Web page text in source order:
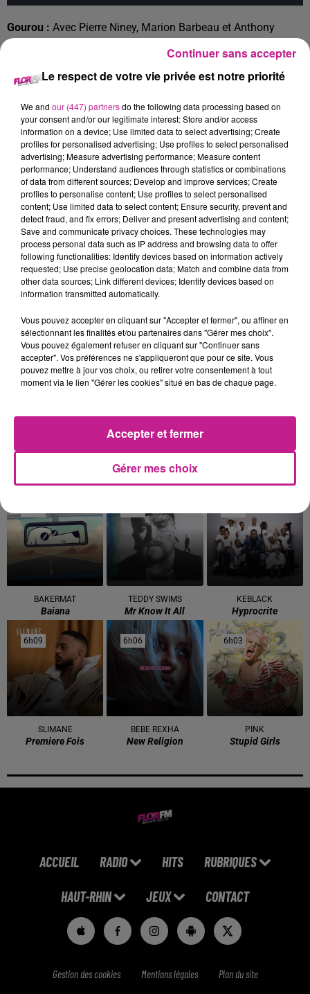
Gourou : Avec Pierre Niney, Marion Barbeau et Anthony
Bajon
Matt est le coach en développement personnel le
plus populaire de France. Dans une société qui cherche du
moment de libération émotionnelle qui fascine autant qu’il
inquiète. Mais sous la pression des critiques et de la
célébrité, Matt va aller toujours plus loin… Jusqu’à frôler la
folie et peut-être toucher la gloire
Cet élément est masqué compte-tenu du refus du
dépôt de cookies que vous avez exprimé. Si vous
souhaitez l'afficher, merci de nous donner votre accord
en cliquant sur le bouton ci-dessous.
Afficher l'élément
TITRES DIFFUSÉS Voir plus
6h34
6h34 6h27
6h27
RIDSA
6h24
6h24
BAKERMAT
Baiana
TEDDY SWIMS
Mr Know It All
KEBLACK
Hyprocrite
6h09
6h09
SLIMANE
Premiere Fois
6h06
6h06
BEBE REXHA
New Religion
6h03
6h03
PINK
Stupid Girls
ACCUEIL RADIO HITS RUBRIQUES
HAUT-RHIN JEUX CONTACT
Gestion des cookies Mentions légales Plan du site
Le respect de votre vie privée est notre priorité
We and our (447) partnersdo the following data processing based on
your consent and/or our legitimate interest: Store and/or access
information on a device; Use limited data to select advertising; Create
profiles for personalised advertising; Use profiles to select personalised
advertising; Measure advertising performance; Measure content
performance; Understand audiences through statistics or combinations
of data from different sources; Develop and improve services; Create
profiles to personalise content; Use profiles to select personalised
content; Use limited data to select content; Ensure security, prevent and
detect fraud, and fix errors; Deliver and present advertising and content;
Save and communicate privacy choices. These technologies may
process personal data such as IP address and browsing data to offer
following functionalities: Identify devices based on information actively
requested; Use precise geolocation data; Match and combine data from
other data sources; Link different devices; Identify devices based on
information transmitted automatically.
Vous pouvez accepter en cliquant sur "Accepter et fermer", ou affiner en
sélectionnant les finalités et/ou partenaires dans "Gérer mes choix".
Vous pouvez également refuser en cliquant sur "Continuer sans
accepter". Vos préférences ne s'appliqueront que pour ce site. Vous
pouvez mettre à jour vos choix, ou retirer votre consentement à tout
moment via le lien "Gérer les cookies" situé en bas de chaque page.
Gérer mes choix
Accepter et fermer
Continuer sans accepter